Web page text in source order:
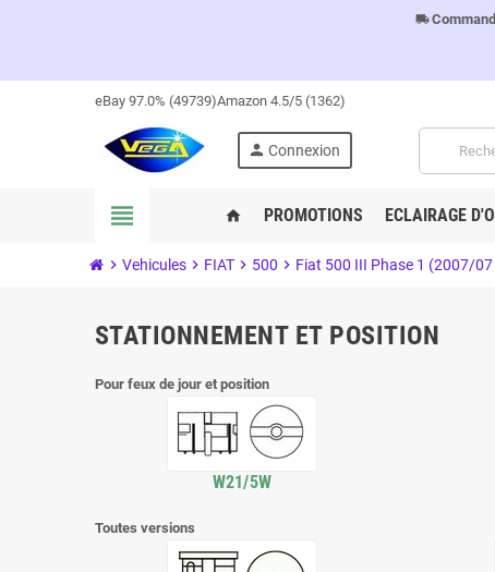
local_shipping
eBay 97.0% (49739)Amazon 4.5/5 (1362)
person Connexion
view_headline home PROMOTIONS ECLAIRAGE
chevron_right Vehicules chevron_right FIAT chevron_right 500 chevron_right Fiat 500 III Phase 1 (2007/
STATIONNEMENT ET POSITION
Pour feux de jour et position
W21/5W
Toutes versions